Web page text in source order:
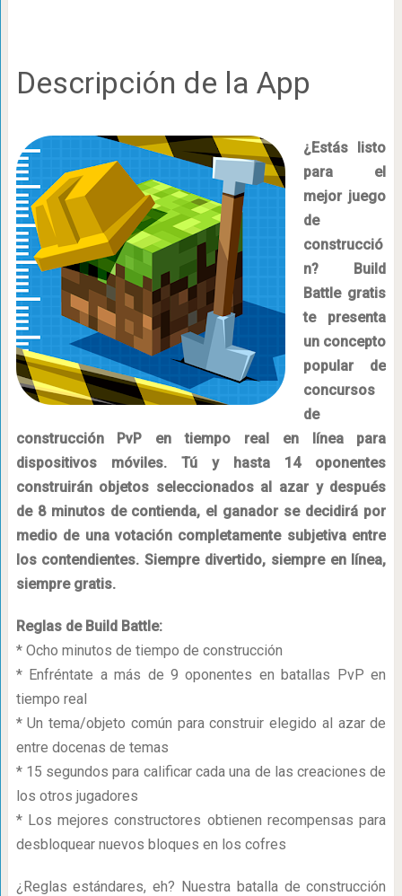
Descripción de la App
¿Estás listo
para el
mejor juego
de
construcció
n? Build
Battle gratis
te presenta
un concepto
popular de
concursos
de
construcción PvP en tiempo real en línea para
dispositivos móviles. Tú y hasta 14 oponentes
construirán objetos seleccionados al azar y después
de 8 minutos de contienda, el ganador se decidirá por
medio de una votación completamente subjetiva entre
los contendientes. Siempre divertido, siempre en línea,
siempre gratis.
Reglas de Build Battle:
* Ocho minutos de tiempo de construcción
* Enfréntate a más de 9 oponentes en batallas PvP en
tiempo real
* Un tema/objeto común para construir elegido al azar de
entre docenas de temas
* 15 segundos para calificar cada una de las creaciones de
los otros jugadores
* Los mejores constructores obtienen recompensas para
desbloquear nuevos bloques en los cofres
¿Reglas estándares, eh? Nuestra batalla de construcción